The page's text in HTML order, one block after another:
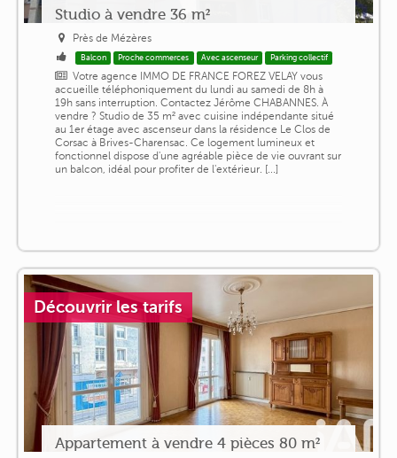
Studio à vendre 36 m²
Près de Mézères
Balcon Proche commerces Avec ascenseur Parking collectif
Votre agence IMMO DE FRANCE FOREZ VELAY vous
accueille téléphoniquement du lundi au samedi de 8h à
19h sans interruption. Contactez Jérôme CHABANNES. À
vendre ? Studio de 35 m² avec cuisine indépendante situé
au 1er étage avec ascenseur dans la résidence Le Clos de
Corsac à Brives-Charensac. Ce logement lumineux et
fonctionnel dispose d'une agréable pièce de vie ouvrant sur
un balcon, idéal pour profiter de l'extérieur. [...]
Découvrir les tarifs
Appartement à vendre 4 pièces 80 m²